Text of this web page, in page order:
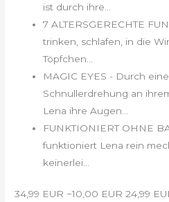
ist durch ihre...
7 ALTERSGERECHTE
trinken, schlafen, in die
Töpfchen...
MAGIC EYES - Durch
Schnullerdrehung an
Lena ihre Augen...
FUNKTIONIERT OHNE
funktioniert Lena rein
keinerlei...
34,99 EUR −10,00 EUR 24,99